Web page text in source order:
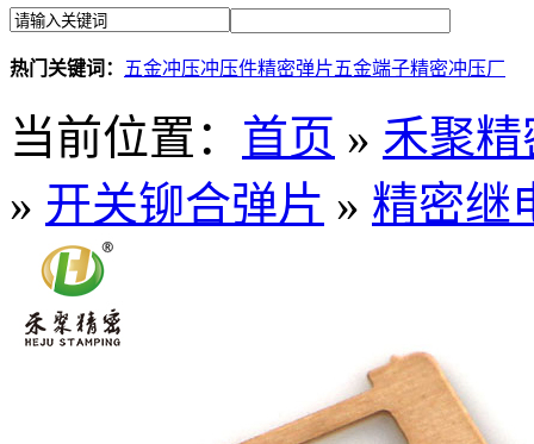
热门关键词： 五金冲压冲压件精密弹片五金端子精密冲压厂
当前位置： 首页 » 禾聚
» 开关铆合弹片 » 精密继